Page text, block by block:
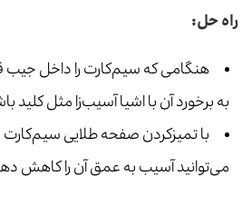
راه حل:
هنگامی که سیم‌کارت را داخل جیب
به برخورد آن با اشیا آسیب‌زا مثل کلید
با تمیزکردن صفحه طلایی
می‌توانید آسیب به عمق آن را کاهش